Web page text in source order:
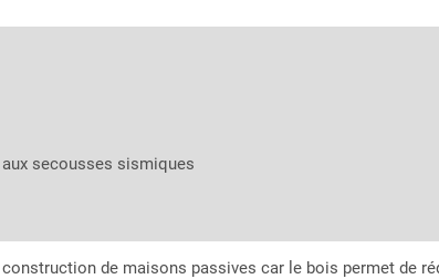
secousses sismiques
de maisons passives car le bois permet de